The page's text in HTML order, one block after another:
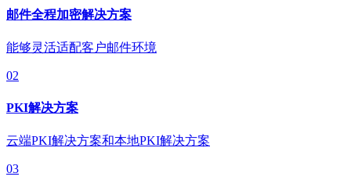
邮件全程加密解决方案
能够灵活适配客户邮件环境
02
PKI解决方案
云端PKI解决方案和本地PKI解决方案
03